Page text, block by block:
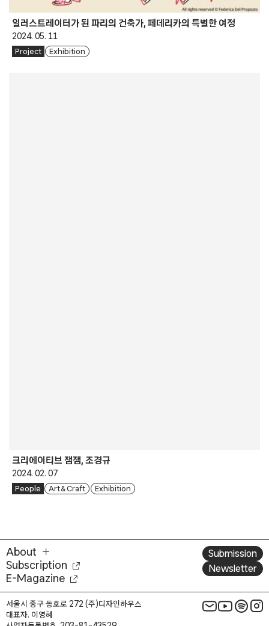
일러스트레이터가 된 파리의 건축가, 페데리카의 특별한 여정
2024. 05. 11
Project Exhibition
크리에이티브 잼잼, 조경규
2024. 02. 07
People Art & Craft Exhibition
About
Subscription
E-Magazine
Submission
Newsletter
서울시 중구 동호로 272 (주)디자인하우스
대표자. 이영혜